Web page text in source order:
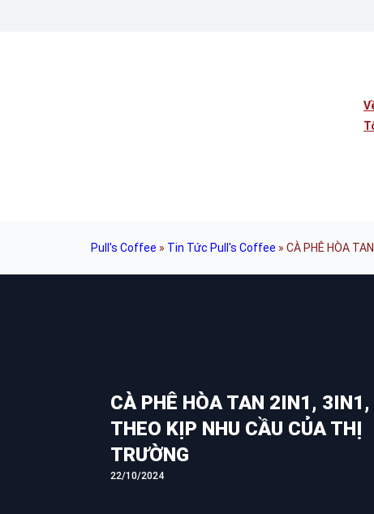
Pull's Coffee » Tin Tức Pull's Coffee » CÀ PHÊ HÒA
CÀ PHÊ HÒA TAN 2IN1,
THEO KỊP NHU CẦU CỦA THỊ
TRƯỜNG
22/10/2024